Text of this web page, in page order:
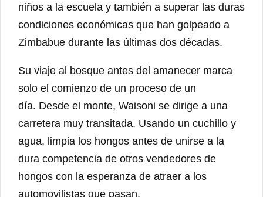
niños a la escuela y también a superar las duras
condiciones económicas que han golpeado a
Zimbabue durante las últimas dos décadas.
Su viaje al bosque antes del amanecer marca
solo el comienzo de un proceso de un
día. Desde el monte, Waisoni se dirige a una
carretera muy transitada. Usando un cuchillo y
agua, limpia los hongos antes de unirse a la
dura competencia de otros vendedores de
hongos con la esperanza de atraer a los
automovilistas que pasan.